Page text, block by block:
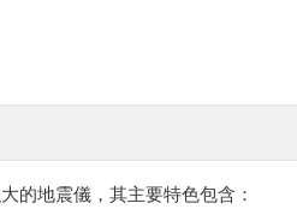
的地震儀，其主要特色包含：